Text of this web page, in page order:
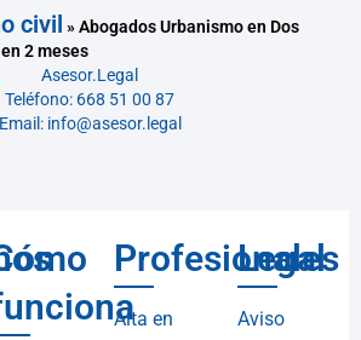
civil »Abogados Urbanismo en Dos
2 meses
Asesor.Legal
Teléfono: 668 51 00 87
Email: info@asesor.legal
Profesionales
Alta en
Legal
Aviso